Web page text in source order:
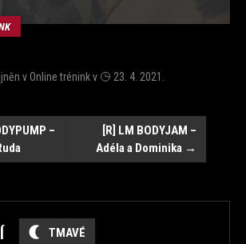
vOnline tréninkv 23. 4. 2021
–
[R] LM BODYJAM –
Adéla a Dominika →
TMAVÉ